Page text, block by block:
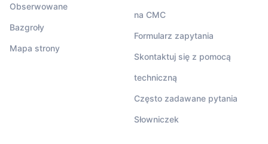
Obserwowane
Bazgroły
Mapa strony
na CMC
Formularz zapytania
Skontaktuj się z pomocą
techniczną
Często zadawane pytania
Słowniczek